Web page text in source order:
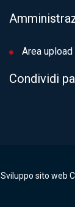
Area upload
Condividi
Sviluppo sito web